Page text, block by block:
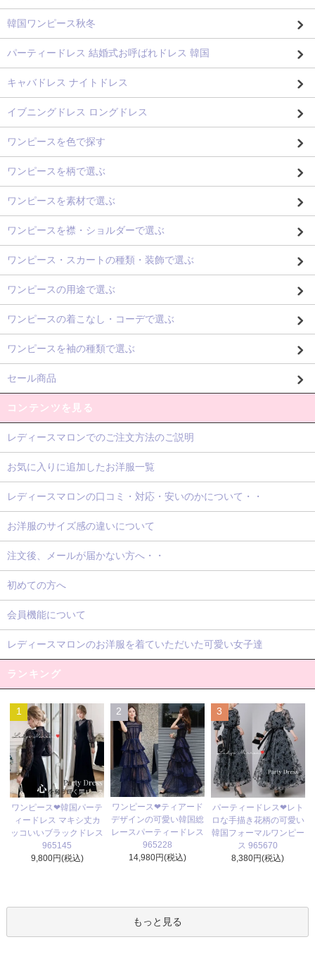
韓国ワンピース秋冬
パーティードレス 結婚式お呼ばれドレス 韓国
キャバドレス ナイトドレス
イブニングドレス ロングドレス
ワンピースを色で探す
ワンピースを柄で選ぶ
ワンピースを素材で選ぶ
ワンピースを襟・ショルダーで選ぶ
ワンピース・スカートの種類・装飾で選ぶ
ワンピースの用途で選ぶ
ワンピースの着こなし・コーデで選ぶ
ワンピースを袖の種類で選ぶ
セール商品
コンテンツを見る
レディースマロンでのご注文方法のご説明
お気に入りに追加したお洋服一覧
レディースマロンの口コミ・対応・安いのかについて・・
お洋服のサイズ感の違いについて
注文後、メールが届かない方へ・・
初めての方へ
会員機能について
レディースマロンのお洋服を着ていただいた可愛い女子達
ランキング
1
ワンピース❤韓国パーテ
ィードレス マキシ丈カ
ッコいいブラックドレス
965145
9,800円(税込)
2
ワンピース❤ティアード
デザインの可愛い韓国総
レースパーティードレス
965228
14,980円(税込)
3
パーティードレス❤レト
ロな手描き花柄の可愛い
韓国フォーマルワンピー
ス 965670
8,380円(税込)
もっと見る